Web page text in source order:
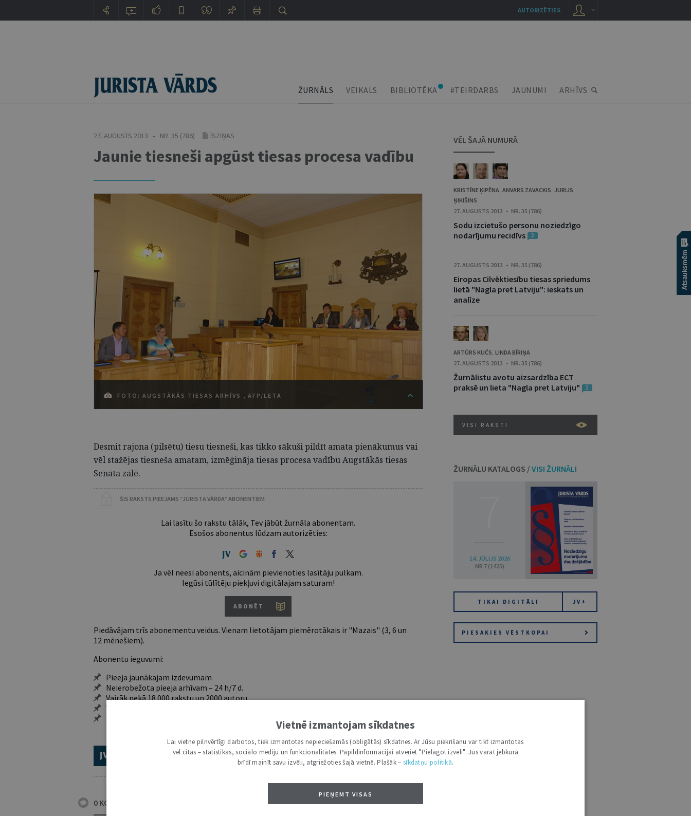
ŽURNĀLS VEIKALS BIBLIOTĒKA #TEIRDARBS JAUNUMI ARHĪVS
27. AUGUSTS 2013 • NR. 35 (786) ĪSZIŅAS
Jaunie tiesneši apgūst tiesas procesa vadību
FOTO: AUGSTĀKĀS TIESAS ARHĪVS , AFP/LETA
Desmit rajona (pilsētu) tiesu tiesneši, kas tikko sākuši pildīt amata pienākumus vai
vēl stažējas tiesneša amatam, izmēģināja tiesas procesa vadību Augstākās tiesas
Senāta zālē.
ŠIS RAKSTS PIEEJAMS “JURISTA VĀRDA” ABONENTIEM
Lai lasītu šo rakstu tālāk, Tev jābūt žurnāla abonentam.
Esošos abonentus lūdzam autorizēties:
Ja vēl neesi abonents, aicinām pievienoties lasītāju pulkam.
Iegūsi tūlītēju piekļuvi digitālajam saturam!
ABONĒT
Piedāvājam trīs abonementu veidus. Vienam lietotājam piemērotākais ir "Mazais" (3, 6 un
12 mēnešiem).
Abonentu ieguvumi:
Pieeja jaunākajam izdevumam
Neierobežota pieeja arhīvam – 24 h/7 d.
Vairāk nekā 18 000 rakstu un 2000 autoru
Visi tematiskie numuri un ikgadējie grāmatžurnāli
ABONĒ 2026.GADAM! TRĪS IESPĒJAS TAVAI IZVĒLEI: MAZAIS, VIDĒJAIS UN LIELAIS ABONEMENTS!
0 KOMENTĀRI
VĒL ŠAJĀ NUMURĀ
KRISTĪNE ĶIPĒNA, ANVARS ZAVACKIS, JURIJS
ŅIKIŠINS
27. AUGUSTS 2013 • NR. 35 (786)
Sodu izcietušo personu noziedzīgo
nodarījumu recidīvs
2
27. AUGUSTS 2013 • NR. 35 (786)
Eiropas Cilvēktiesību tiesas spriedums
lietā "Nagla pret Latviju": ieskats un
analīze
ARTŪRS KUČS, LINDA BĪRIŅA
27. AUGUSTS 2013 • NR. 35 (786)
Žurnālistu avotu aizsardzība ECT
praksē un lieta "Nagla pret Latviju"
2
VISI RAKSTI
ŽURNĀLU KATALOGS / VISI ŽURNĀLI
14. JŪLIJS 2026
NR 7 (1425)
TIKAI DIGITĀLI JV+
PIESAKIES VĒSTKOPAI
AUTORIZĒTIES
Vietnē izmantojam sīkdatnes
Lai vietne pilnvērtīgi darbotos, tiek izmantotas nepieciešamās (obligātās) sīkdatnes. Ar Jūsu piekrišanu var tikt izmantotas
vēl citas – statistikas, sociālo mediju un funkcionalitātes. Papildinformācijai atveriet "Pielāgot izvēli". Jūs varat jebkurā
brīdī mainīt savu izvēli, atgriežoties šajā vietnē. Plašāk – sīkdatņu politikā.
PIEŅEMT VISAS